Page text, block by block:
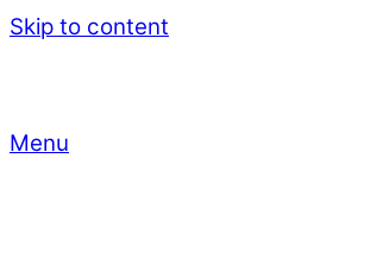
Skip to content
Menu